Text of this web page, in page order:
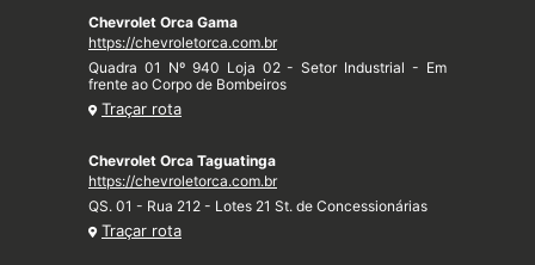
Chevrolet Orca Gama
https://chevroletorca.com.br
Quadra 01 Nº 940 Loja 02 - Setor Industrial - Em
frente ao Corpo de Bombeiros
Traçar rota
Chevrolet Orca Taguatinga
https://chevroletorca.com.br
QS. 01 - Rua 212 - Lotes 21 St. de Concessionárias
Traçar rota